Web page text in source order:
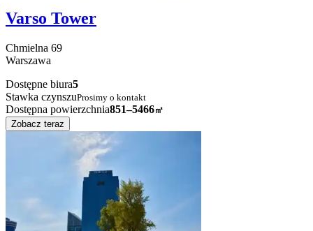
Varso Tower
Chmielna 69
Warszawa
Dostępne biura5
Stawka czynszuProsimy o kontakt
Dostępna powierzchnia851–5466㎡
Zobacz teraz